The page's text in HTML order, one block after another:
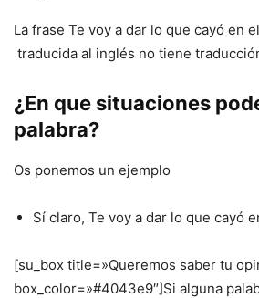
La frase Te voy a dar lo que cayó en
traducida al inglés no tiene
¿En que situaciones
palabra?
Os ponemos un ejemplo
Sí claro, Te voy a dar lo que cayó
[su_box title=»Queremos saber tu
box_color=»#4043e9″]Si alguna